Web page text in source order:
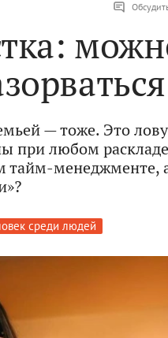
— тоже. Это
при любом
тайм-менеджменте,
среди людей